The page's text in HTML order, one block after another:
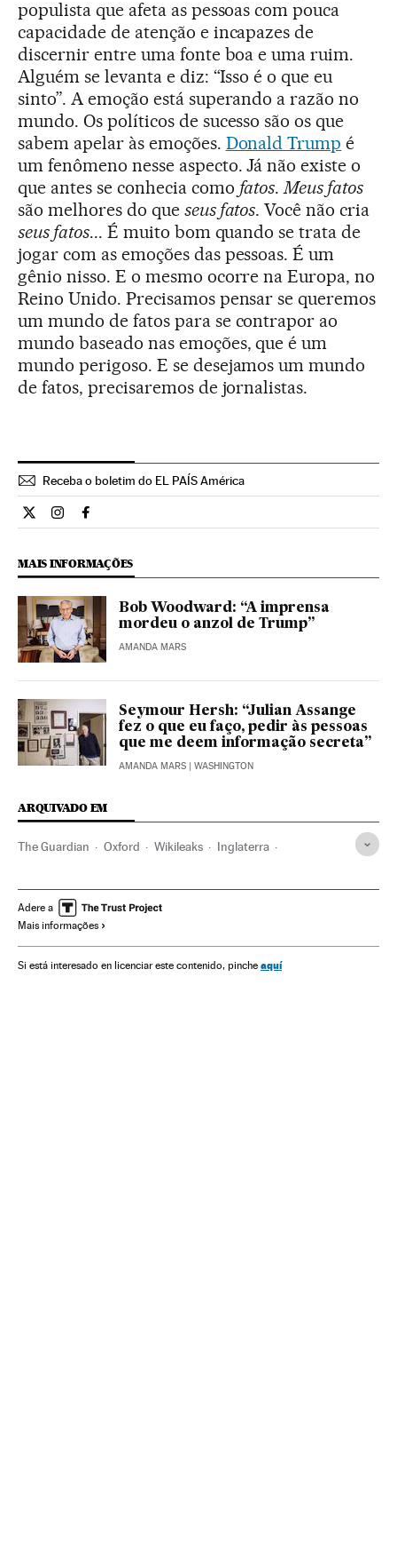
populista que afeta as pessoas com pouca
capacidade de atenção e incapazes de
discernir entre uma fonte boa e uma ruim.
Alguém se levanta e diz: “Isso é o que eu
sinto”. A emoção está superando a razão no
mundo. Os políticos de sucesso são os que
sabem apelar às emoções. Donald Trump é
um fenômeno nesse aspecto. Já não existe o
que antes se conhecia como fatos.Meus fatos
são melhores do que seus fatos. Você não cria
seus fatos... É muito bom quando se trata de
jogar com as emoções das pessoas. É um
gênio nisso. E o mesmo ocorre na Europa, no
Reino Unido. Precisamos pensar se queremos
um mundo de fatos para se contrapor ao
mundo baseado nas emoções, que é um
mundo perigoso. E se desejamos um mundo
de fatos, precisaremos de jornalistas.
Receba o boletim do EL PAÍS América
Internacional El País Brasil en Twitter
Internacional El País Brasil en Instagram
Internacional El País Brasil en Facebook
MAIS INFORMAÇÕES
Bob Woodward: “A imprensa
mordeu o anzol de Trump”
AMANDA MARS
Seymour Hersh: “Julian Assange
fez o que eu faço, pedir às pessoas
que me deem informação secreta”
AMANDA MARS | WASHINGTON
ARQUIVADO EM
The Guardian Oxford Wikileaks Inglaterra
Imprensa Europa Ocidental
Meios comunicação
Actualidad
Adere a
Mais informações
Si está interesado en licenciar este contenido, pinche aquí